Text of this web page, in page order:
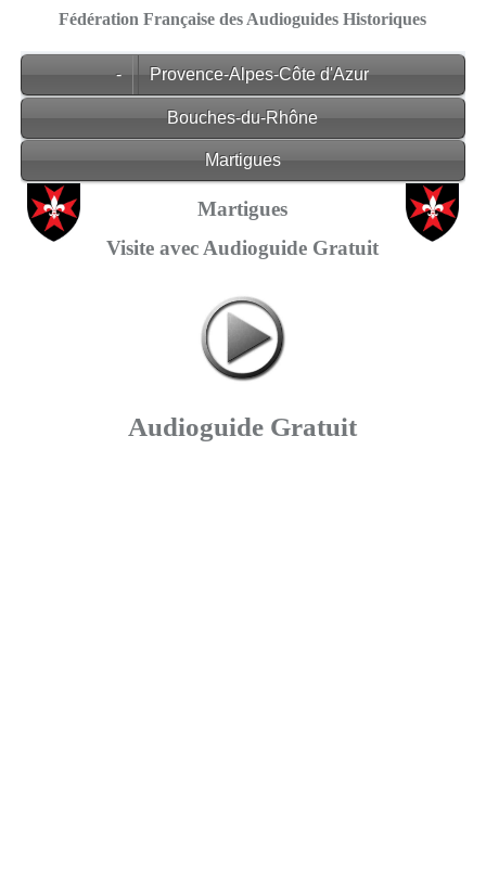
Fédération Française des Audioguides Historiques
- Provence-Alpes-Côte d'Azur
Bouches-du-Rhône
Martigues
Martigues
Visite avec Audioguide Gratuit
Audioguide Gratuit